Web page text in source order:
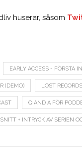
huserar, såsom
EARLY ACCESS - FÖRSTA
(DEMO) LOST
Q AND A FÖR
+ INTRYCK AV SERIEN